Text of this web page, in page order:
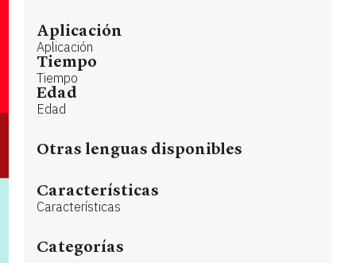
Aplicación
Aplicación
Tiempo
Tiempo
Edad
Edad
Otras lenguas disponibles
Características
Características
Categorías